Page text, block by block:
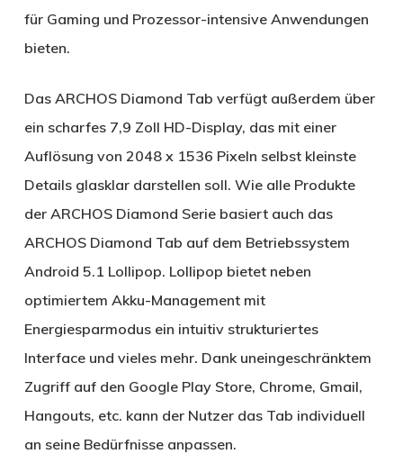
für Gaming und Prozessor-intensive Anwendungen
bieten.
Das ARCHOS Diamond Tab verfügt außerdem über
ein scharfes 7,9 Zoll HD-Display, das mit einer
Auflösung von 2048 x 1536 Pixeln selbst kleinste
Details glasklar darstellen soll. Wie alle Produkte
der ARCHOS Diamond Serie basiert auch das
ARCHOS Diamond Tab auf dem Betriebssystem
Android 5.1 Lollipop. Lollipop bietet neben
optimiertem Akku-Management mit
Energiesparmodus ein intuitiv strukturiertes
Interface und vieles mehr. Dank uneingeschränktem
Zugriff auf den Google Play Store, Chrome, Gmail,
Hangouts, etc. kann der Nutzer das Tab individuell
an seine Bedürfnisse anpassen.